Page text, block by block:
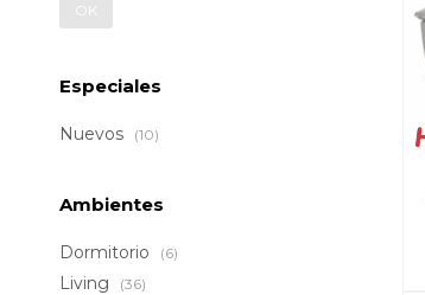
OK
Especiales
Nuevos (10)
Ambientes
Dormitorio (6)
Living (36)